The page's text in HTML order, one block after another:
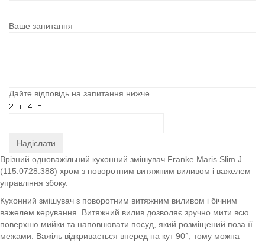
Ваше запитання
Дайте відповідь на запитання нижче
Надіслати
Врізний одноважільний кухонний змішувач Franke Maris Slim J
(115.0728.388) хром з поворотним витяжним виливом і важелем
управління збоку.
Кухонний змішувач з поворотним витяжним виливом і бічним
важелем керування. Витяжний вилив дозволяє зручно мити всю
поверхню мийки та наповнювати посуд, який розміщений поза її
межами. Важіль відкривається вперед на кут 90°, тому можна